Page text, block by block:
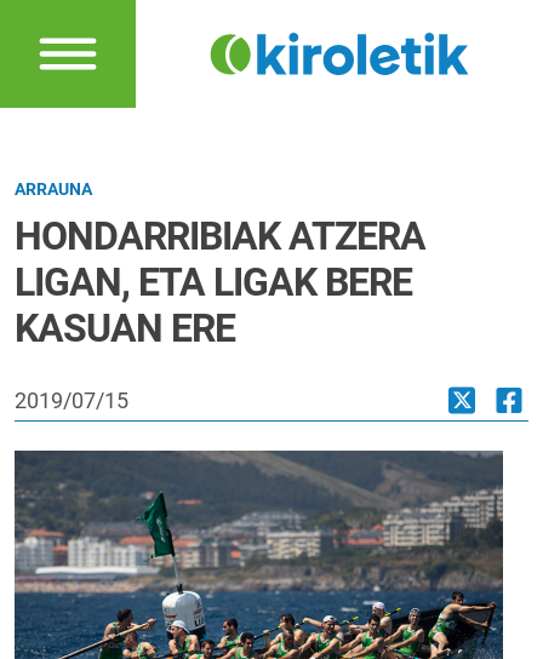
ARRAUNA
HONDARRIBIAK ATZERA
LIGAN, ETA LIGAK BERE
KASUAN ERE
2019/07/15